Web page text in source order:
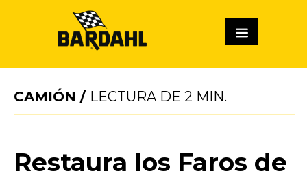
CAMIÓN / LECTURA DE 2 MIN.
Restaura los Faros de